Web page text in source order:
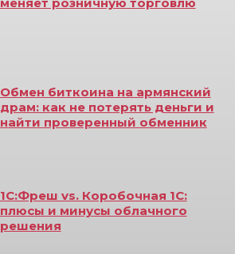
Обмен биткоина на армянский
драм: как не потерять деньги и
найти проверенный обменник
1С:Фреш vs. Коробочная 1С:
плюсы и минусы облачного
решения